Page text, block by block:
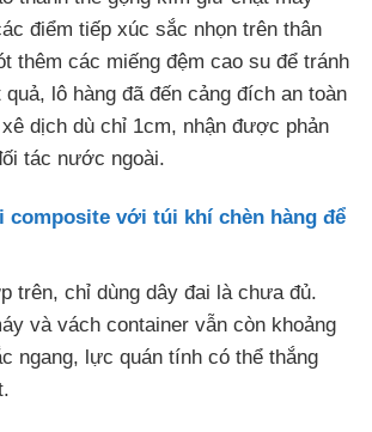
điểm tiếp xúc sắc nhọn trên thân
thêm các miếng đệm cao su để tránh
lô hàng đã đến cảng đích an toàn
dịch dù chỉ 1cm, nhận được phản
tác nước ngoài.
composite với túi khí chèn hàng để
trên, chỉ dùng dây đai là chưa đủ.
và vách container vẫn còn khoảng
ngang, lực quán tính có thể thắng